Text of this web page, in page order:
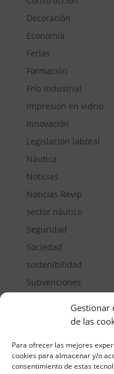
Gestionar
de las
Para ofrecer las mejores
cookies para almacenar y/o
consentimiento de estas
Decoración
Economía
Ferias
Formación
Frío Industrial
Impresión en vidrio
Innovación
Legislación laboral
Náutica
Noticias
Noticias Revip
sector náutico
Seguridad
Sociedad
sostenibilidad
Subvenciones